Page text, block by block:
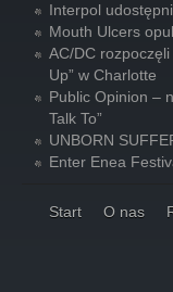
Interpol
Mouth Ulcers
AC/DC
Up” w Charlotte
Public Opinion –
Talk To”
UNBORN
Enter Enea
Start O nas